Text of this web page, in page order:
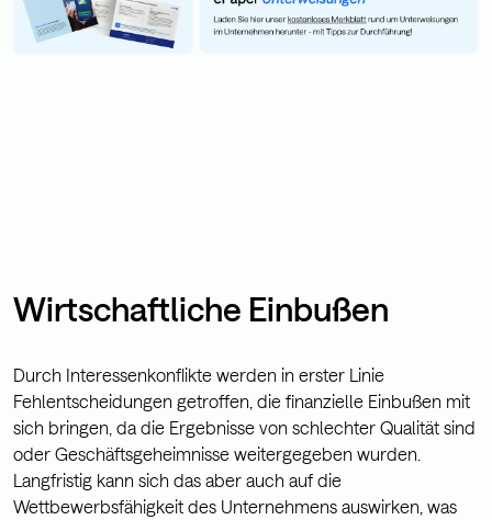
Wirtschaftliche Einbußen
Durch Interessenkonflikte werden in erster Linie
Fehlentscheidungen getroffen, die finanzielle Einbußen mit
sich bringen, da die Ergebnisse von schlechter Qualität sind
oder Geschäftsgeheimnisse weitergegeben wurden.
Langfristig kann sich das aber auch auf die
Wettbewerbsfähigkeit des Unternehmens auswirken, was